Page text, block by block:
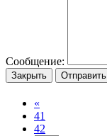
Сообщение:
Закрыть Отправить
«
41
42